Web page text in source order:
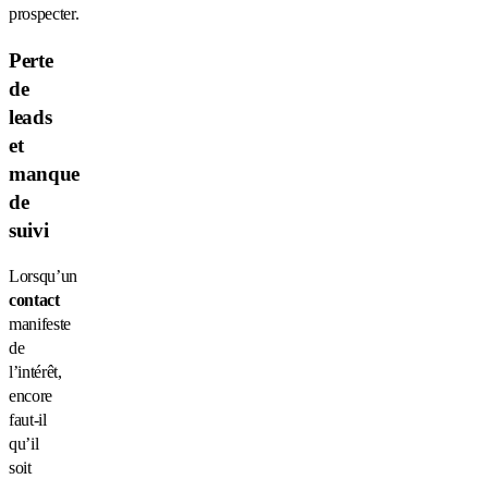
prospecter.
Perte
de
leads
et
manque
de
suivi
Lorsqu’un
contact
manifeste
de
l’intérêt,
encore
faut-il
qu’il
soit